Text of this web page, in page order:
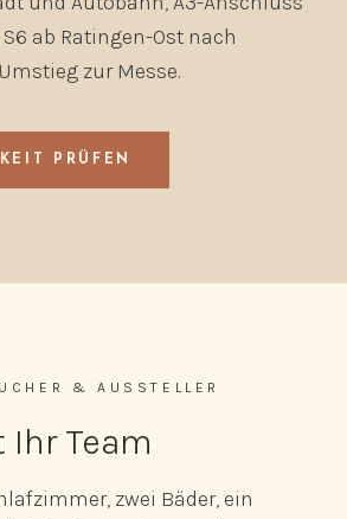
ab Ratingen-Ost nach
zur Messe.
PRÜFEN
& AUSSTELLER
Team
zwei Bäder, ein